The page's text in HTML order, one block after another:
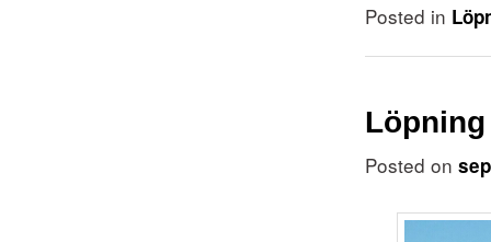
Posted in
Posted on